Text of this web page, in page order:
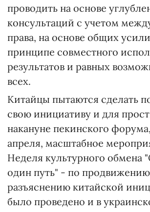
проводить на основе
консультаций с учетом
права, на основе общих
принципе совместного
результатов и равных
всех.
Китайцы пытаются сделать
свою инициативу и для
накануне пекинского
апреля, масштабное
Неделя культурного обмена
один путь" - по
разъяснению китайской
было проведено и в